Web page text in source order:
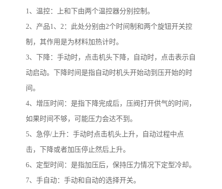
1 、温控：上和下由两个温控器分别控制。
2、产品1 、 2 ：此处分别由2个时间制和两个旋钮开关控
制，其作用是为材料加热计时。
3、下降：手动时，点击机头下降，自动时，点击表示自
动启动。下降时间是指自动时机头开始动到压开始的时
间。
4、增压时间：是指下降完成后，压阀打开供气的时间，
如果时间不够，可能压力会达不到。
5、急停/ 上升：手动时点击机头上升，自动过程中点
击，下降或者加压停止然后上升。
6、定型时间：是指加压后，保持压力情况下定型冷却。
7、手自动：手动和自动的选择开关。